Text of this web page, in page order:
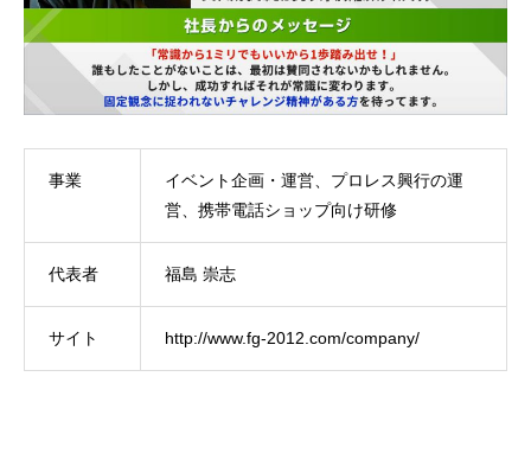
事業
イベント企画・運営、プロレス興行の運
営、携帯電話ショップ向け研修
代表者 福島 崇志
サイト http://www.fg-2012.com/company/